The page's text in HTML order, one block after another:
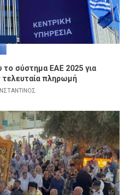
σύστημα ΕΑΕ 2025 για
τελευταία πληρωμή